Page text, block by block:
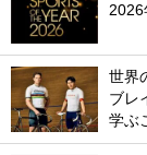
2026
世界
ブレ
学ぶ